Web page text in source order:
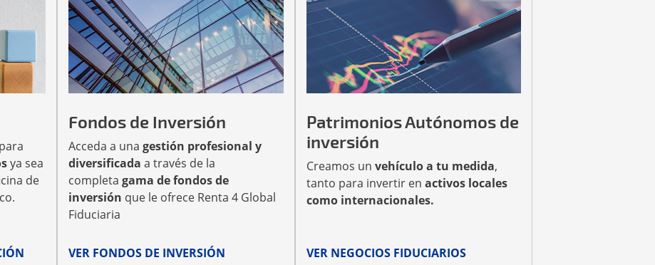
ya sea
de
Fondos de Inversión
Acceda a unagestión profesional y
diversificada a través de la
completagama de fondos de
inversión que le ofrece Renta 4 Global
Fiduciaria
VER FONDOS DE INVERSIÓN
Patrimonios Autónomos de
inversión
Creamos un vehículo a tu medida,
tanto para invertir en activos locales
como internacionales.
VER NEGOCIOS FIDUCIARIOS